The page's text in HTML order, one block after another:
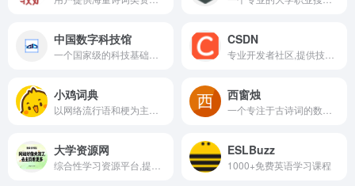
中国数字科技馆 CSDN
小鸡词典 西窗烛
大学资源网 ESLBuzz
1000+免费英语学习课程